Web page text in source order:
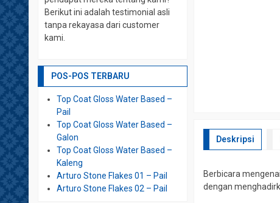
Deskripsi
Berbicara
dengan
Berikut ini adalah testimonial asli
tanpa rekayasa dari customer
kami.
POS-POS TERBARU
Top Coat Gloss Water Based –
Pail
Top Coat Gloss Water Based –
Galon
Top Coat Gloss Water Based –
Kaleng
Arturo Stone Flakes 01 – Pail
Arturo Stone Flakes 02 – Pail